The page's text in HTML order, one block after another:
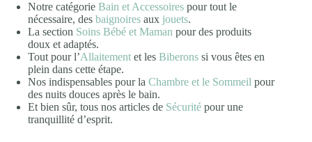
Notre catégorie Bain et Accessoires pour tout le
nécessaire, des baignoires aux jouets.
La section Soins Bébé et Maman pour des produits
doux et adaptés.
Tout pour l’Allaitement et les Biberons si vous êtes en
plein dans cette étape.
Nos indispensables pour la Chambre et le Sommeil pour
des nuits douces après le bain.
Et bien sûr, tous nos articles de Sécurité pour une
tranquillité d’esprit.